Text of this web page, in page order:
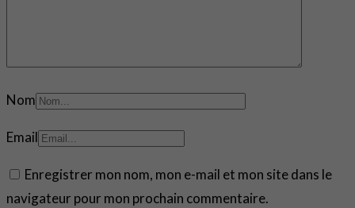
Nom
Email
Enregistrer mon nom, mon e-mail et mon site dans le
navigateur pour mon prochain commentaire.